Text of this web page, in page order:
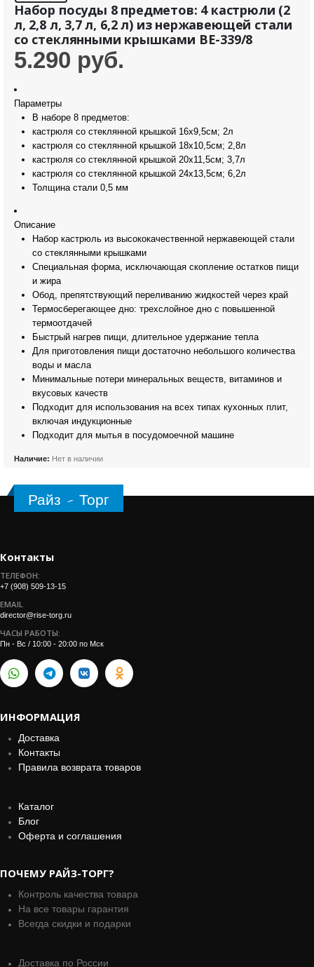
Набор посуды 8 предметов: 4 кастрюли (2
л, 2,8 л, 3,7 л, 6,2 л) из нержавеющей стали
со стеклянными крышками BE-339/8
5.290 руб.
Параметры
В наборе 8 предметов:
кастрюля со стеклянной крышкой 16х9,5см; 2л
кастрюля со стеклянной крышкой 18х10,5см; 2,8л
кастрюля со стеклянной крышкой 20х11,5см; 3,7л
кастрюля со стеклянной крышкой 24х13,5см; 6,2л
Толщина стали 0,5 мм
Описание
Набор кастрюль из высококачественной нержавеющей стали
со стеклянными крышками
Специальная форма, исключающая скопление остатков пищи
и жира
Обод, препятствующий переливанию жидкостей через край
Термосберегающее дно: трехслойное дно с повышенной
термоотдачей
Быстрый нагрев пищи, длительное удержание тепла
Для приготовления пищи достаточно небольшого количества
воды и масла
Минимальные потери минеральных веществ, витаминов и
вкусовых качеств
Подходит для использования на всех типах кухонных плит,
включая индукционные
Подходит для мытья в посудомоечной машине
Наличие: Нет в наличии
Райз - Торг
Контакты
ТЕЛЕФОН:
+7 (908) 509-13-15
EMAIL
director@rise-torg.ru
ЧАСЫ РАБОТЫ:
Пн - Вс / 10:00 - 20:00 по Мск
ИНФОРМАЦИЯ
Доставка
Контакты
Правила возврата товаров
Каталог
Блог
Оферта и соглашения
ПОЧЕМУ РАЙЗ-ТОРГ?
Контроль качества товара
На все товары гарантия
Всегда скидки и подарки
Доставка по России